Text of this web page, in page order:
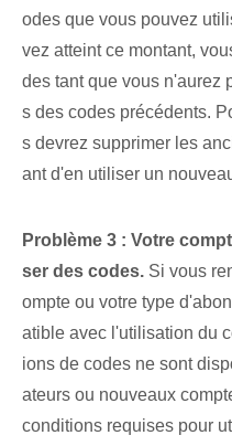
odes que vous pouvez
vez atteint ce montant,
des tant que vous n'aurez
s des codes précédents.
s devrez supprimer les
ant d'en utiliser un
Problème 3 : Votre
ser des codes. Si vous
ompte ou votre type
atible avec l'utilisation du
ions de ⁤codes ne sont
ateurs ou nouveaux
conditions requises pour